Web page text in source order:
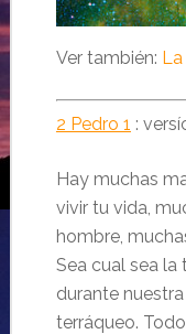
Ver también:
2 Pedro 1 :
Hay muchas
vivir tu vida,
hombre,
Sea cual sea la
durante
terráqueo.